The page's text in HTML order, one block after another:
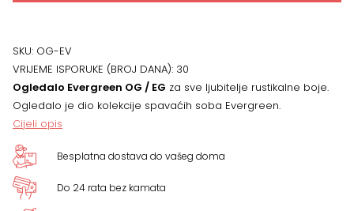
SKU: OG-EV
VRIJEME ISPORUKE (BROJ DANA): 30
Ogledalo Evergreen OG / EG za sve ljubitelje rustikalne boje.
Ogledalo je dio kolekcije spavaćih soba Evergreen.
Cijeli opis
Besplatna dostava do vašeg doma
Do 24 rata bez kamata